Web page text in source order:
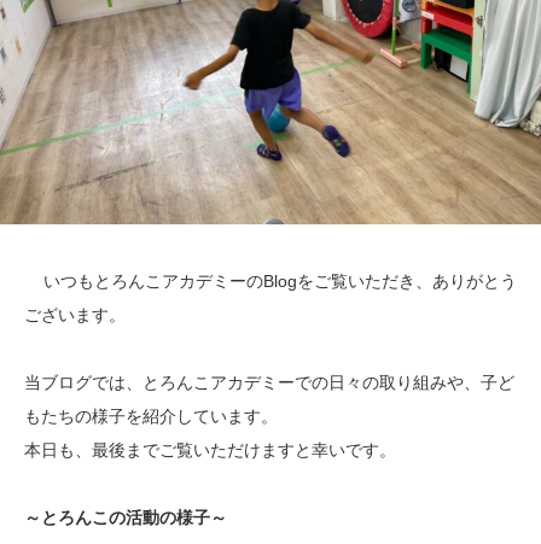
いつもとろんこアカデミーのBlogをご覧いただき、ありがとう
ございます。
当ブログでは、とろんこアカデミーでの日々の取り組みや、子ど
もたちの様子を紹介しています。
本日も、最後までご覧いただけますと幸いです。
～とろんこの活動の様子～